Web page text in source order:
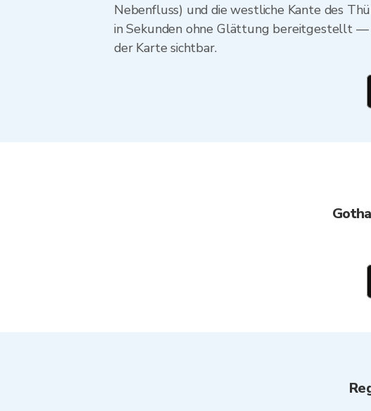
Nebenfluss) und die westliche Kante des
in Sekunden ohne Glättung bereitgestellt —
der Karte sichtbar.